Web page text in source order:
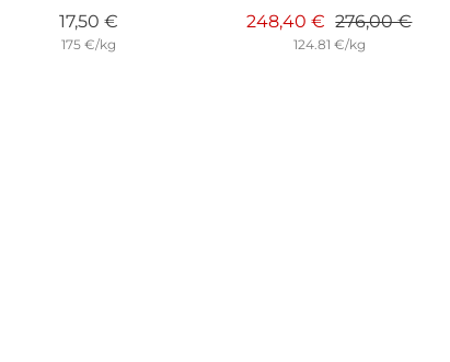
17,50 €
175 €/kg
248,40 € Precio base
276,00 €
124.81 €/kg